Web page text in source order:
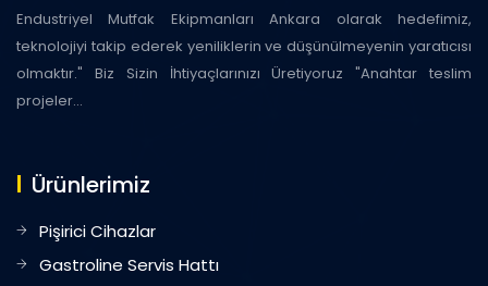
Endustriyel Mutfak Ekipmanları Ankara olarak hedefimiz,
teknolojiyi takip ederek yeniliklerin ve düşünülmeyenin yaratıcısı
olmaktır." Biz Sizin İhtiyaçlarınızı Üretiyoruz "Anahtar teslim
projeler...
Ürünlerimiz
Pişirici Cihazlar
Gastroline Servis Hattı